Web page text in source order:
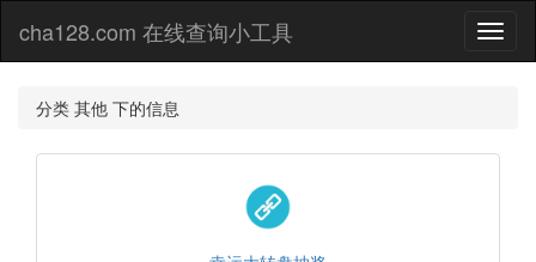
cha128.com 在线查询小工具
分类 其他 下的信息